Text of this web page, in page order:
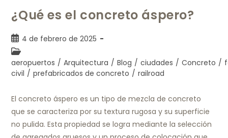
¿Qué es el concreto áspero?
4 de febrero de 2025
aeropuertos / Arquitectura / Blog / ciudades / Concreto /
civil / prefabricados de concreto / railroad
El concreto áspero es un tipo de mezcla de concreto
que se caracteriza por su textura rugosa y su superficie
no pulida. Esta propiedad se logra mediante la selección